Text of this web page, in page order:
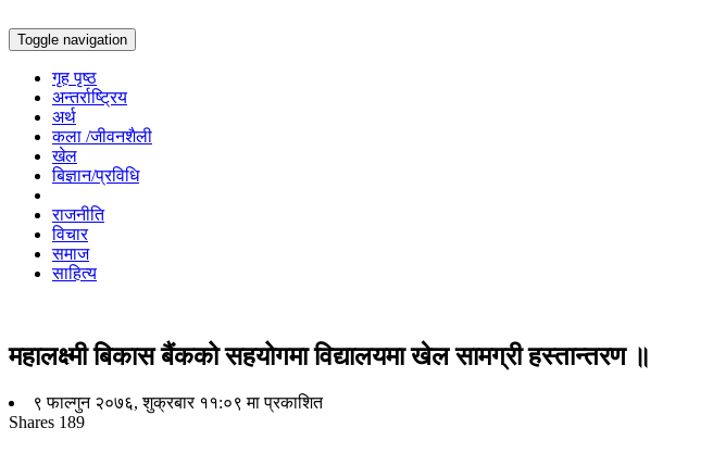
Toggle navigation
गृह पृष्ठ
अन्तर्राष्ट्रिय
अर्थ
कला /जीवनशैली
खेल
बिज्ञान/प्रविधि
राजनीति
विचार
समाज
साहित्य
महालक्ष्मी बिकास बैंकको सहयोगमा विद्यालयमा खेल सामग्री हस्तान्तरण ॥
९ फाल्गुन २०७६, शुक्रबार ११:०९ मा प्रकाशित
Shares 189